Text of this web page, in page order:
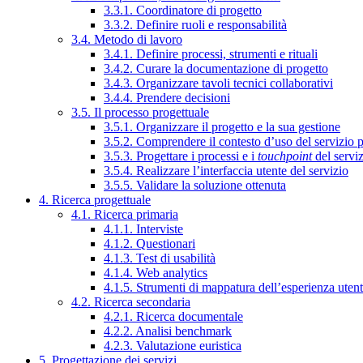
3.3.1. Coordinatore di progetto
3.3.2. Definire ruoli e responsabilità
3.4. Metodo di lavoro
3.4.1. Definire processi, strumenti e rituali
3.4.2. Curare la documentazione di progetto
3.4.3. Organizzare tavoli tecnici collaborativi
3.4.4. Prendere decisioni
3.5. Il processo progettuale
3.5.1. Organizzare il progetto e la sua gestione
3.5.2. Comprendere il contesto d’uso del servizio
3.5.3. Progettare i processi e i touchpointdel
3.5.4. Realizzare l’interfaccia utente del servizio
3.5.5. Validare la soluzione ottenuta
4. Ricerca progettuale
4.1. Ricerca primaria
4.1.1. Interviste
4.1.2. Questionari
4.1.3. Test di usabilità
4.1.4. Web analytics
4.1.5. Strumenti di mappatura dell’esperienza
4.2. Ricerca secondaria
4.2.1. Ricerca documentale
4.2.2. Analisi benchmark
4.2.3. Valutazione euristica
5. Progettazione dei servizi